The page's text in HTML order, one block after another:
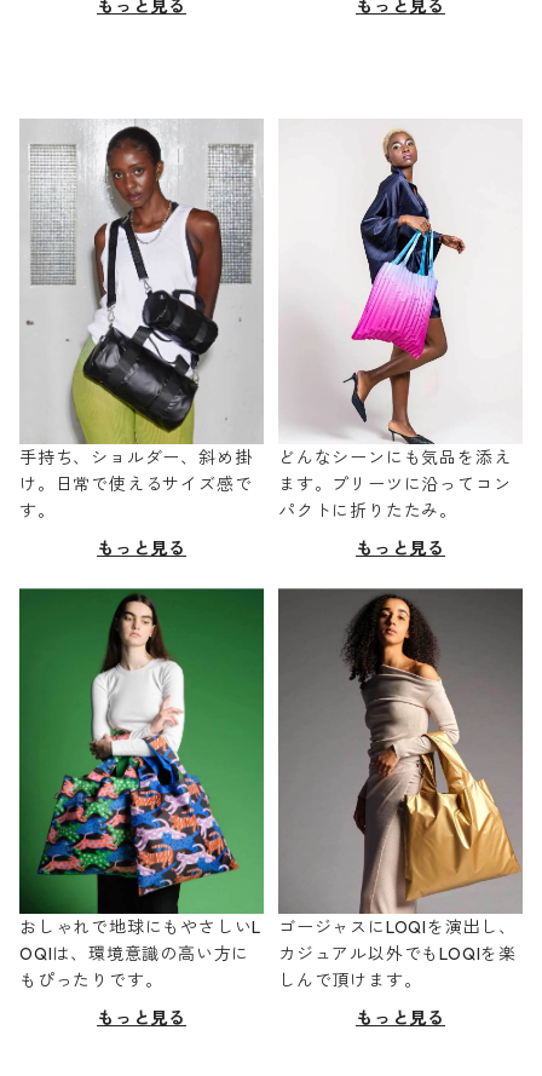
もっと見る
もっと見る
手持ち、ショルダー、斜め掛
け。日常で使えるサイズ感で
す。
もっと見る
どんなシーンにも気品を添え
ます。プリーツに沿ってコン
パクトに折りたたみ。
もっと見る
おしゃれで地球にもやさしいL
OQIは、環境意識の高い方に
もぴったりです。
もっと見る
ゴージャスにLOQIを演出し、
カジュアル以外でもLOQIを楽
しんで頂けます。
もっと見る